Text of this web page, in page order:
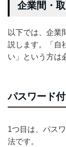
企業間・
以下では、企業
説します。「自
い」という方は
パスワード
1つ目は、パス
法です。